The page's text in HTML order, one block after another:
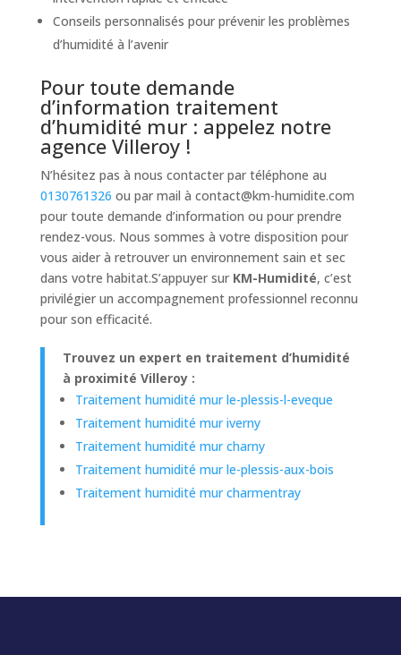
Conseils personnalisés pour prévenir les problèmes
d’humidité à l’avenir
Pour toute demande
d’information traitement
d’humidité mur : appelez notre
agence Villeroy !
N’hésitez pas à nous contacter par téléphone au
0130761326 ou par mail à contact@km-humidite.com
pour toute demande d’information ou pour prendre
rendez-vous. Nous sommes à votre disposition pour
vous aider à retrouver un environnement sain et sec
dans votre habitat.S’appuyer sur KM-Humidité, c’est
privilégier un accompagnement professionnel reconnu
pour son efficacité.
Trouvez un expert en traitement d’humidité
à proximité Villeroy :
Traitement humidité mur le-plessis-l-eveque
Traitement humidité mur iverny
Traitement humidité mur charny
Traitement humidité mur le-plessis-aux-bois
Traitement humidité mur charmentray